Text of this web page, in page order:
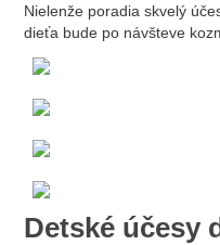
Nielenže poradia skvelý
dieťa bude po návšteve
Detské účesy